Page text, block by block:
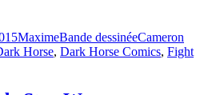
MaximeCatégories
Bande dessinéeÉtiquettes
Cameron
Horse, Dark Horse Comics, Fight